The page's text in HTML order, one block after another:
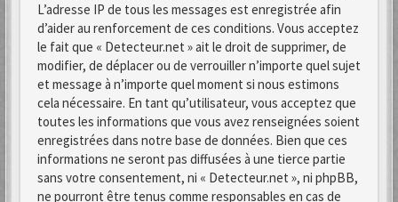
L’adresse IP de tous les messages est enregistrée afin
d’aider au renforcement de ces conditions. Vous acceptez
le fait que « Detecteur.net » ait le droit de supprimer, de
modifier, de déplacer ou de verrouiller n’importe quel sujet
et message à n’importe quel moment si nous estimons
cela nécessaire. En tant qu’utilisateur, vous acceptez que
toutes les informations que vous avez renseignées soient
enregistrées dans notre base de données. Bien que ces
informations ne seront pas diffusées à une tierce partie
sans votre consentement, ni « Detecteur.net », ni phpBB,
ne pourront être tenus comme responsables en cas de